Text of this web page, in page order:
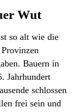
Wut
so alt wie die
Bauern in
Jahrhundert
schlossen
frei sein und